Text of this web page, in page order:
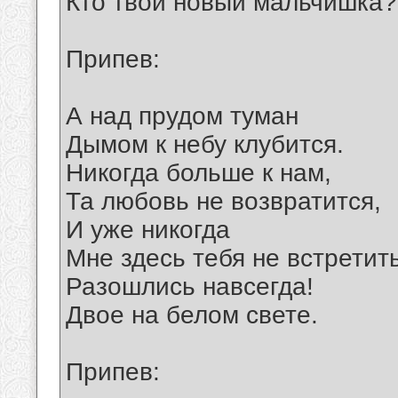
Припев:
А над прудом туман
Дымом к небу клубится.
Никогда больше к нам,
Та любовь не возвратится,
И уже никогда
Мне здесь тебя не
Разошлись навсегда!
Двое на белом свете.
Припев: